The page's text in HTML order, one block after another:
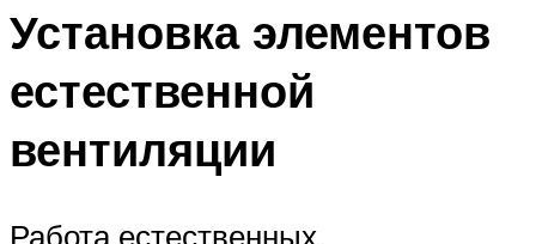
Установка элементов
естественной
вентиляции
Работа естественных